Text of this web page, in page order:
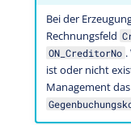
Bei der
Rechnungsfeld
ON_CreditorNo
ist oder nicht
Management